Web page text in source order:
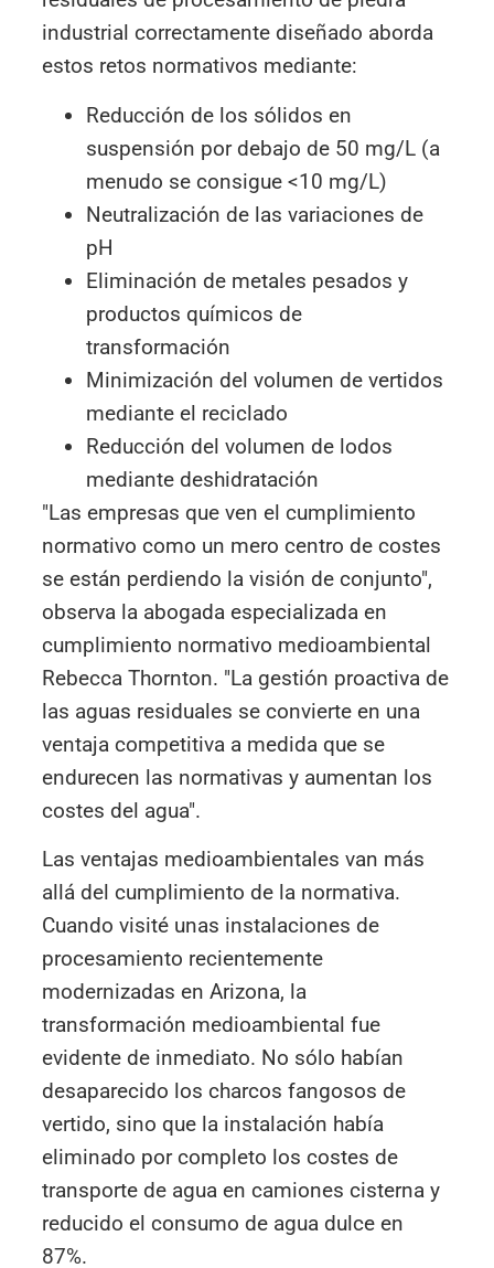
industrial correctamente diseñado aborda
estos retos normativos mediante:
Reducción de los sólidos en
suspensión por debajo de 50 mg/L (a
menudo se consigue <10 mg/L)
Neutralización de las variaciones de
pH
Eliminación de metales pesados y
productos químicos de
transformación
Minimización del volumen de vertidos
mediante el reciclado
Reducción del volumen de lodos
mediante deshidratación
"Las empresas que ven el cumplimiento
normativo como un mero centro de costes
se están perdiendo la visión de conjunto",
observa la abogada especializada en
cumplimiento normativo medioambiental
Rebecca Thornton. "La gestión proactiva de
las aguas residuales se convierte en una
ventaja competitiva a medida que se
endurecen las normativas y aumentan los
costes del agua".
Las ventajas medioambientales van más
allá del cumplimiento de la normativa.
Cuando visité unas instalaciones de
procesamiento recientemente
modernizadas en Arizona, la
transformación medioambiental fue
evidente de inmediato. No sólo habían
desaparecido los charcos fangosos de
vertido, sino que la instalación había
eliminado por completo los costes de
transporte de agua en camiones cisterna y
reducido el consumo de agua dulce en
87%.